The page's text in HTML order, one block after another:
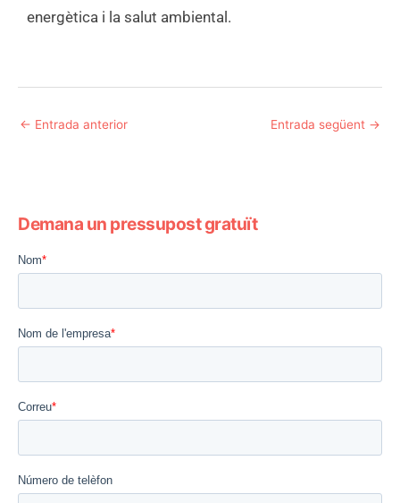
energètica i la salut ambiental.
← Entrada anterior Entrada següent →
Demana un pressupost gratuït